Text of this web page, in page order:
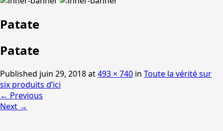
Patate
Patate
Published juin 29, 2018at493 × 740 in Toute la vérité sur
six produits d’ici
← Previous
Next →